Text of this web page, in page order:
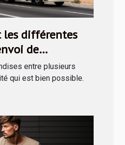
les différentes
de
en Tunisie ?
entre plusieurs
qui est bien possible.